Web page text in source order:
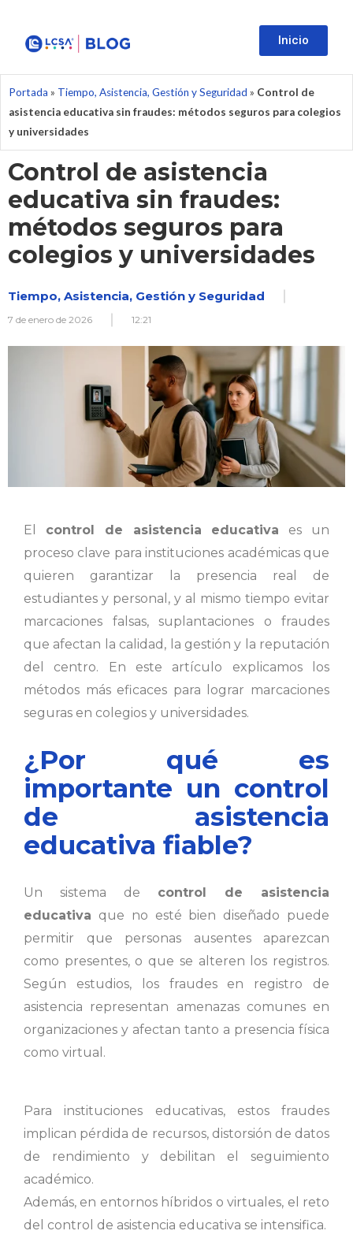
Inicio
Portada » Tiempo, Asistencia, Gestión y Seguridad » Control de
asistencia educativa sin fraudes: métodos seguros para colegios
y universidades
Control de asistencia
educativa sin fraudes:
métodos seguros para
colegios y universidades
Tiempo, Asistencia, Gestión y Seguridad
7 de enero de 2026 12:21
El control de asistencia educativa es un
proceso clave para instituciones académicas que
quieren garantizar la presencia real de
estudiantes y personal, y al mismo tiempo evitar
marcaciones falsas, suplantaciones o fraudes
que afectan la calidad, la gestión y la reputación
del centro. En este artículo explicamos los
métodos más eficaces para lograr marcaciones
seguras en colegios y universidades.
¿Por qué es
importante un control
de asistencia
educativa fiable?
Un sistema de control de asistencia
educativa que no esté bien diseñado puede
permitir que personas ausentes aparezcan
como presentes, o que se alteren los registros.
Según estudios, los fraudes en registro de
asistencia representan amenazas comunes en
organizaciones y afectan tanto a presencia física
como virtual.
Para instituciones educativas, estos fraudes
implican pérdida de recursos, distorsión de datos
de rendimiento y debilitan el seguimiento
académico.
Además, en entornos híbridos o virtuales, el reto
del control de asistencia educativa se intensifica.